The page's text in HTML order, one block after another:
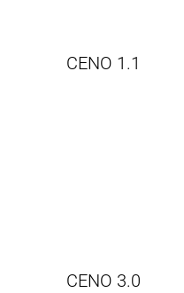
CENO 1.1
CENO 3.0